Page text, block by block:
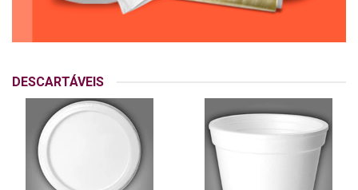
DESCARTÁVEIS